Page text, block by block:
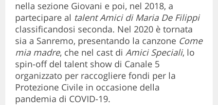
nella sezione Giovani e poi, nel 2018, a
partecipare al talent Amici di Maria De Filippi
classificandosi seconda. Nel 2020 è tornata
sia a Sanremo, presentando la canzone Come
mia madre, che nel cast di Amici Speciali, lo
spin-off del talent show di Canale 5
organizzato per raccogliere fondi per la
Protezione Civile in occasione della
pandemia di COVID-19.